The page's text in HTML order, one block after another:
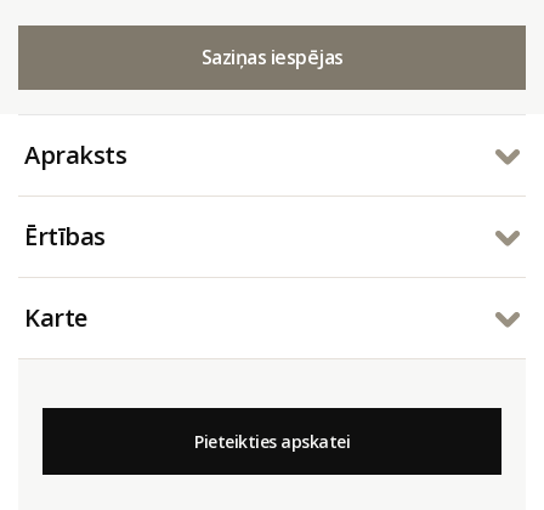
Saziņas iespējas
Apraksts
Ērtības
Karte
Pieteikties apskatei